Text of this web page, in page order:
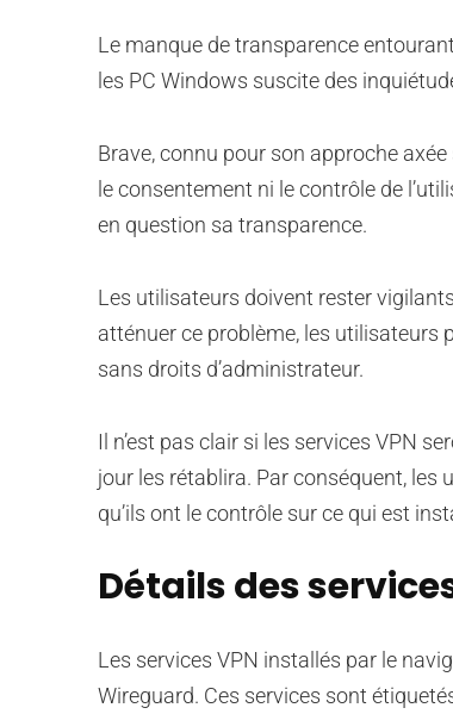
Le manque de transparence
les PC Windows suscite des
Brave, connu pour son approche
le consentement ni le contrôle de
en question sa transparence.
Les utilisateurs doivent rester
atténuer ce problème, les utilisateurs
sans droits d’administrateur.
Il n’est pas clair si les services VPN
jour les rétablira. Par conséquent, les
qu’ils ont le contrôle sur ce qui est
Détails des
Les services VPN installés par le
Wireguard. Ces services sont